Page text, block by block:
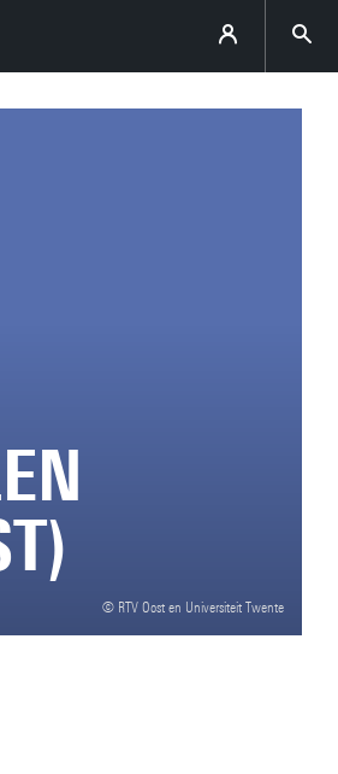
© RTV Oost en Universiteit Twente